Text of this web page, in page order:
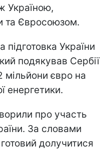
Україною,
та Євросоюзом.
України
подякував Сербії
мільйони євро на
енергетики.
про участь
За словами
долучитися